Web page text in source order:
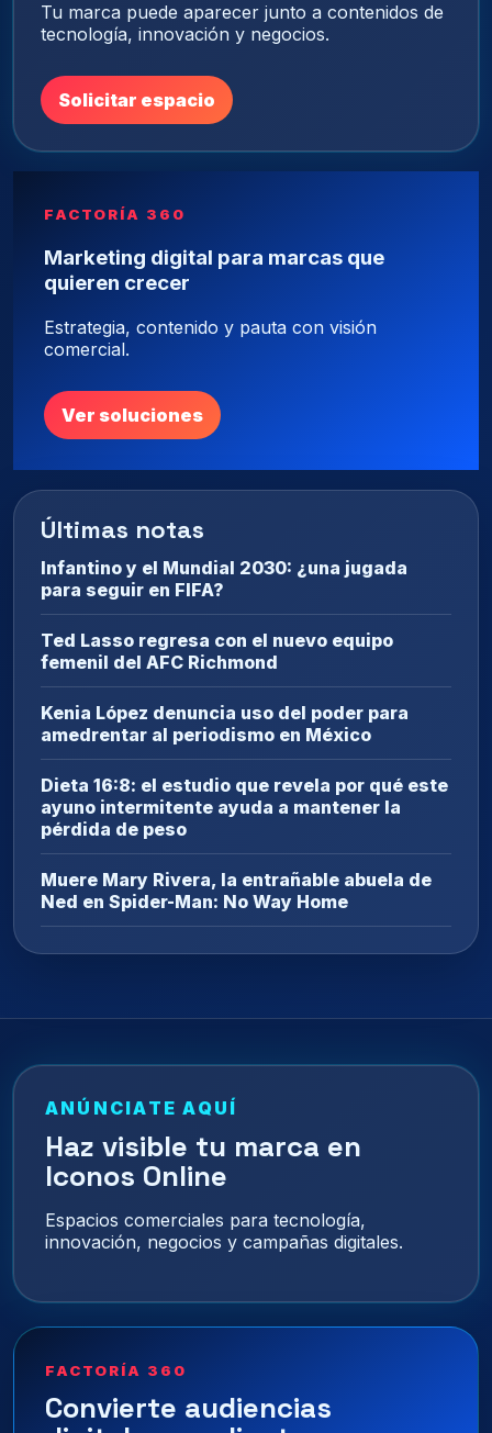
Tu marca puede aparecer junto a contenidos de
tecnología, innovación y negocios.
Solicitar espacio
FACTORÍA 360
Marketing digital para marcas que
quieren crecer
Estrategia, contenido y pauta con visión
comercial.
Ver soluciones
Últimas notas
Infantino y el Mundial 2030: ¿una jugada
para seguir en FIFA?
Ted Lasso regresa con el nuevo equipo
femenil del AFC Richmond
Kenia López denuncia uso del poder para
amedrentar al periodismo en México
Dieta 16:8: el estudio que revela por qué este
ayuno intermitente ayuda a mantener la
pérdida de peso
Muere Mary Rivera, la entrañable abuela de
Ned en Spider-Man: No Way Home
ANÚNCIATE AQUÍ
Haz visible tu marca en
Iconos Online
Espacios comerciales para tecnología,
innovación, negocios y campañas digitales.
FACTORÍA 360
Convierte audiencias